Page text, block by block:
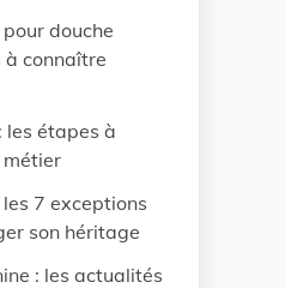
douche
à connaître
les étapes à
métier
7 exceptions
son héritage
: les actualités